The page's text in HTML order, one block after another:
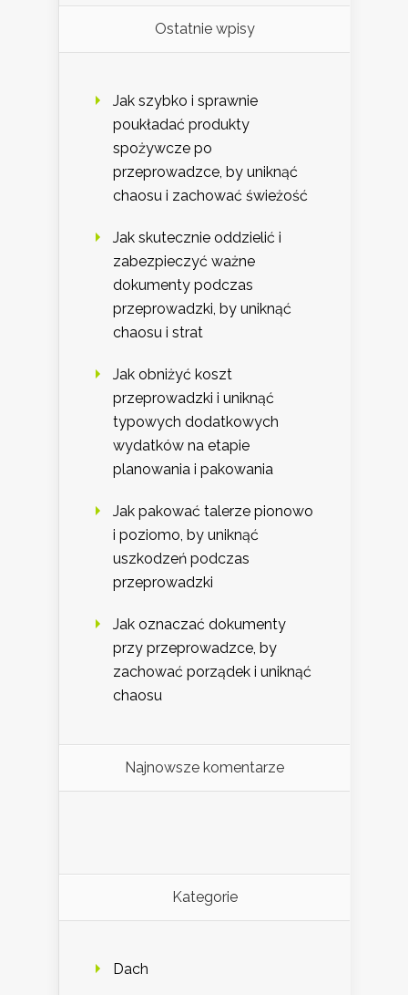
Ostatnie wpisy
Jak szybko i sprawnie
poukładać produkty
spożywcze po
przeprowadzce, by uniknąć
chaosu i zachować świeżość
Jak skutecznie oddzielić i
zabezpieczyć ważne
dokumenty podczas
przeprowadzki, by uniknąć
chaosu i strat
Jak obniżyć koszt
przeprowadzki i uniknąć
typowych dodatkowych
wydatków na etapie
planowania i pakowania
Jak pakować talerze pionowo
i poziomo, by uniknąć
uszkodzeń podczas
przeprowadzki
Jak oznaczać dokumenty
przy przeprowadzce, by
zachować porządek i uniknąć
chaosu
Najnowsze komentarze
Kategorie
Dach